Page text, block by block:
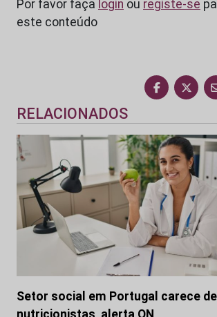
Por favor faça login ou registe-se
este conteúdo
RELACIONADOS
Setor social em Portugal carece de